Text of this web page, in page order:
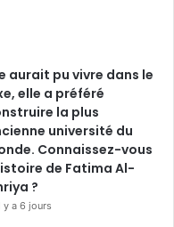
aurait pu vivre dans le
elle a préféré
la plus
université du
Connaissez-vous
de Fatima Al-
?
y a 6 jours